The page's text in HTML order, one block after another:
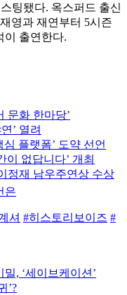
팅됐다. 옥스퍼드 출신
영과 재연부터 5시즌
이 출연한다.
문화 한마당’
’ 열려
플랫폼’ 도약 선언
이 없답니다’ 개최
정재 남우주연상 수상
은
셔 #히스토리보이즈 #
, ‘세이브케이션’
’?